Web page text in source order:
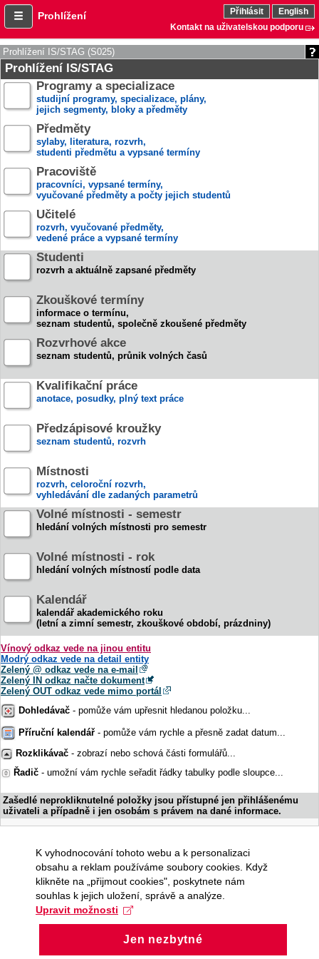
Prohlížení Přihlásit
English
Kontakt na uživatelskou podporu
Prohlížení IS/STAG (S025)
Prohlížení IS/STAG
Programy a specializace
studijní programy, specializace, plány,
jejich segmenty, bloky a předměty
Předměty
sylaby, literatura, rozvrh,
studenti předmětu a vypsané termíny
Pracoviště
pracovníci, vypsané termíny,
vyučované předměty a počty jejich studentů
Učitelé
rozvrh, vyučované předměty,
vedené práce a vypsané termíny
Studenti
rozvrh a aktuálně zapsané předměty
Zkouškové termíny
informace o termínu,
seznam studentů, společně zkoušené předměty
Rozvrhové akce
seznam studentů, průnik volných časů
Kvalifikační práce
anotace, posudky, plný text práce
Předzápisové kroužky
seznam studentů, rozvrh
Místnosti
rozvrh, celoroční rozvrh,
vyhledávání dle zadaných parametrů
Volné místnosti - semestr
hledání volných místnosti pro semestr
Volné místnosti - rok
hledání volných místností podle data
Kalendář
kalendář akademického roku
(letní a zimní semestr, zkouškové období, prázdniny)
Vínový odkaz vede na jinou entitu
Modrý odkaz vede na detail entity
Zelený @ odkaz vede na e-mail
Zelený IN odkaz načte dokument
Zelený OUT odkaz vede mimo portál
Dohledávač - pomůže vám upřesnit hledanou položku...
Příruční kalendář - pomůže vám rychle a přesně zadat datum...
Rozklikávač - zobrazí nebo schová části formulářů...
Řadič - umožní vám rychle seřadit řádky tabulky podle sloupce...
Zašedlé neprokliknutelné položky jsou přístupné jen přihlášenému
uživateli a případně i jen osobám s právem na dané informace.
K vyhodnocování tohoto webu a k personalizaci
obsahu a reklam používáme soubory cookies. Když
klikněte na „přijmout cookies", poskytnete nám
souhlas k jejich uložení, správě a analýze.
Upravit možnosti
Jen nezbytné